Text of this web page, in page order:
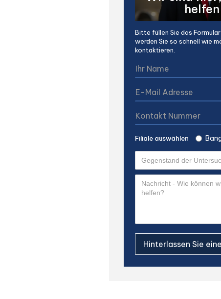
helfen
Bitte füllen Sie das
werden Sie so schnell wie
kontaktieren.
Filiale auswählen